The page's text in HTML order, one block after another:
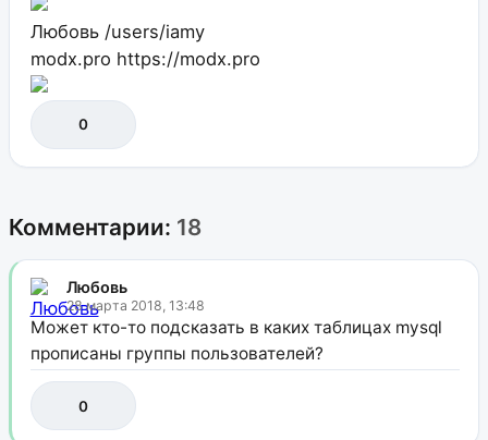
Любовь /users/iamy
modx.pro https://modx.pro
0
Комментарии: 18
Любовь
28 марта 2018, 13:48
Может кто-то подсказать в каких таблицах mysql
прописаны группы пользователей?
0